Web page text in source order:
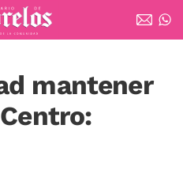
mantener